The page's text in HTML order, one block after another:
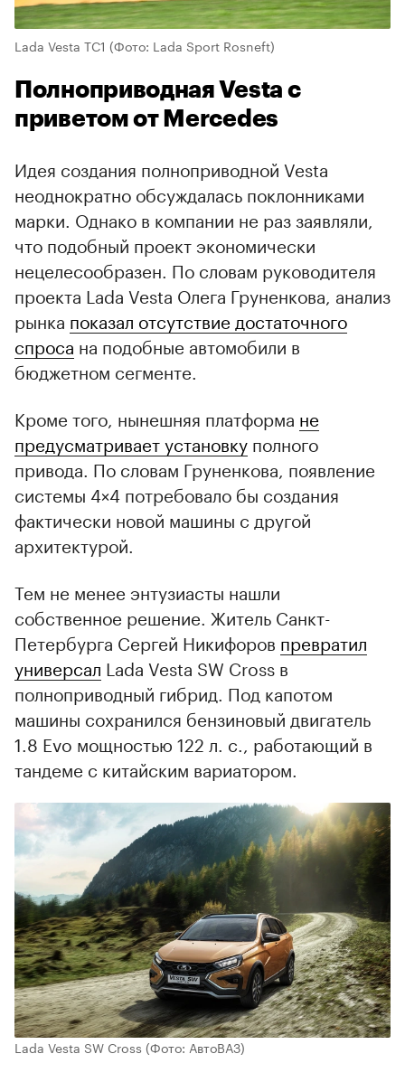
Lada Vesta TC1 (Фото: Lada Sport Rosneft)
Полноприводная Vesta с
приветом от Mercedes
Идея создания полноприводной Vesta
неоднократно обсуждалась поклонниками
марки. Однако в компании не раз заявляли,
что подобный проект экономически
нецелесообразен. По словам руководителя
проекта Lada Vesta Олега Груненкова, анализ
рынка показал отсутствие достаточного
спроса на подобные автомобили в
бюджетном сегменте.
Кроме того, нынешняя платформа не
предусматривает установку полного
привода. По словам Груненкова, появление
системы 4×4 потребовало бы создания
фактически новой машины с другой
архитектурой.
Тем не менее энтузиасты нашли
собственное решение. Житель Санкт-
Петербурга Сергей Никифоров превратил
универсал Lada Vesta SW Cross в
полноприводный гибрид. Под капотом
машины сохранился бензиновый двигатель
1.8 Evo мощностью 122 л. с., работающий в
тандеме с китайским вариатором.
Lada Vesta SW Cross (Фото: АвтоВАЗ)